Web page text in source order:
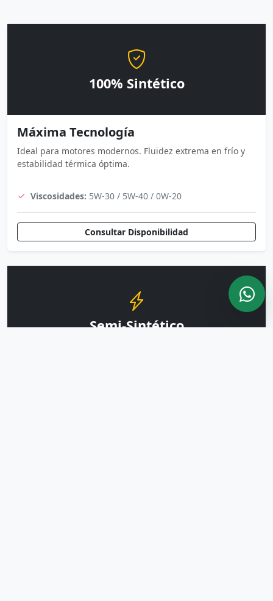
100% Sintético
Máxima Tecnología
Ideal para motores modernos. Fluidez extrema en frío y
estabilidad térmica óptima.
Viscosidades: 5W-30 / 5W-40 / 0W-20
Consultar Disponibilidad
Semi-Sintético